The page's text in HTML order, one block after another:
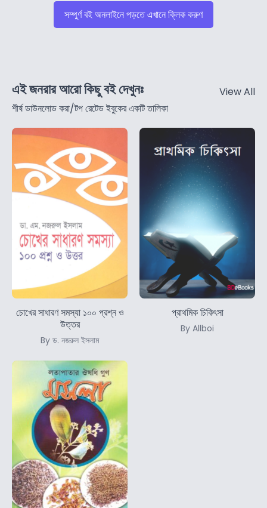
সম্পুর্ণ বই অনলাইনে পড়তে এখানে ক্লিক করুণ
এই জনরার আরো কিছু বই দেখুনঃ
শীর্ষ ডাউনলোড করা/টপ রেটেড ইবুকের একটি তালিকা
View All
চোখের সাধারণ সমস্যা ১০০ প্রশ্ন ও
উত্তর
By ড. নজরুল ইসলাম
প্রাথমিক চিকিৎসা
By Allboi